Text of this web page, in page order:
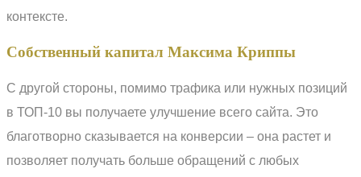
контексте.
Собственный капитал Максима Криппы
С другой стороны, помимо трафика или нужных позиций
в ТОП-10 вы получаете улучшение всего сайта. Это
благотворно сказывается на конверсии – она растет и
позволяет получать больше обращений с любых